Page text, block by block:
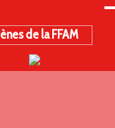
de la FFAM